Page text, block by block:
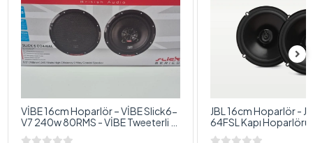
VİBE 16cm Hoparlör – VİBE Slick6-
V7 240w 80RMS - VİBE Tweeterli ,
16 cm Hoparlör
JBL 16cm Hoparlör -
64FSL Kapı Hoparlörü
Profesyonel Hoparlör